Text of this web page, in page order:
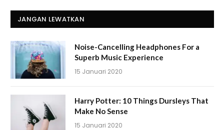
JANGAN LEWATKAN
Noise-Cancelling Headphones For a
Superb Music Experience
15 Januari 2020
Harry Potter: 10 Things Dursleys That
Make No Sense
15 Januari 2020